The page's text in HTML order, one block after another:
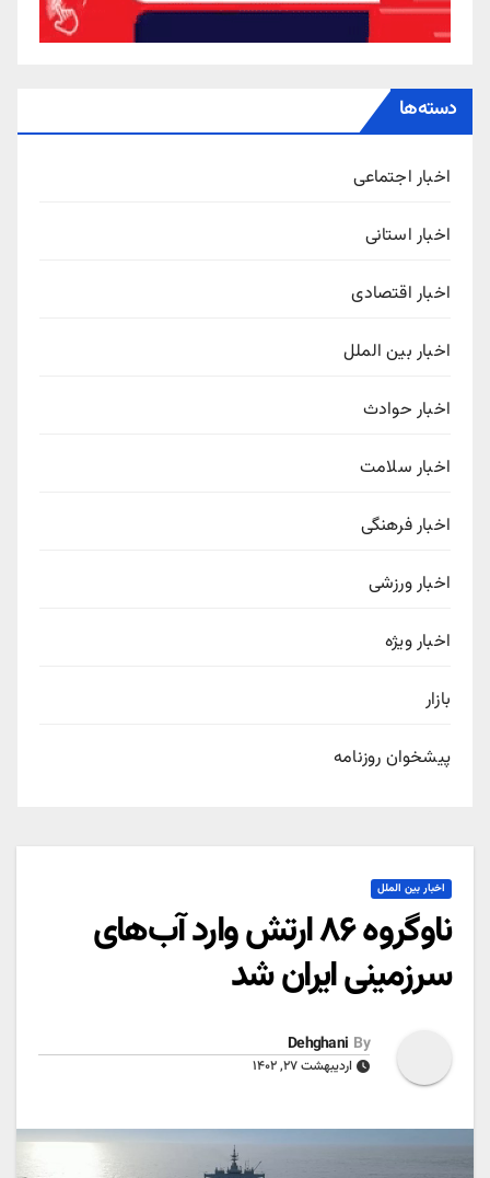
دسته‌ها
اخبار اجتماعی
اخبار استانی
اخبار اقتصادی
اخبار بین الملل
اخبار حوادث
اخبار سلامت
اخبار فرهنگی
اخبار ورزشی
اخبار ویژه
بازار
پیشخوان روزنامه
اخبار بین الملل
ناوگروه ۸۶ ارتش وارد آب‌های
سرزمینی ایران شد
By
Dehghani
اردیبهشت ۲۷, ۱۴۰۲